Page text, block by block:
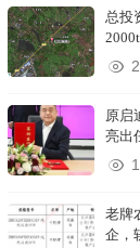
总投
焚烧
原启
亮出
老牌
企，